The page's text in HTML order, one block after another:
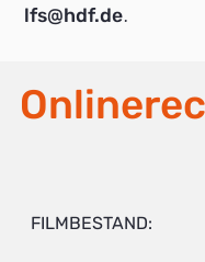
lfs@hdf.de.
FILMBESTAND: